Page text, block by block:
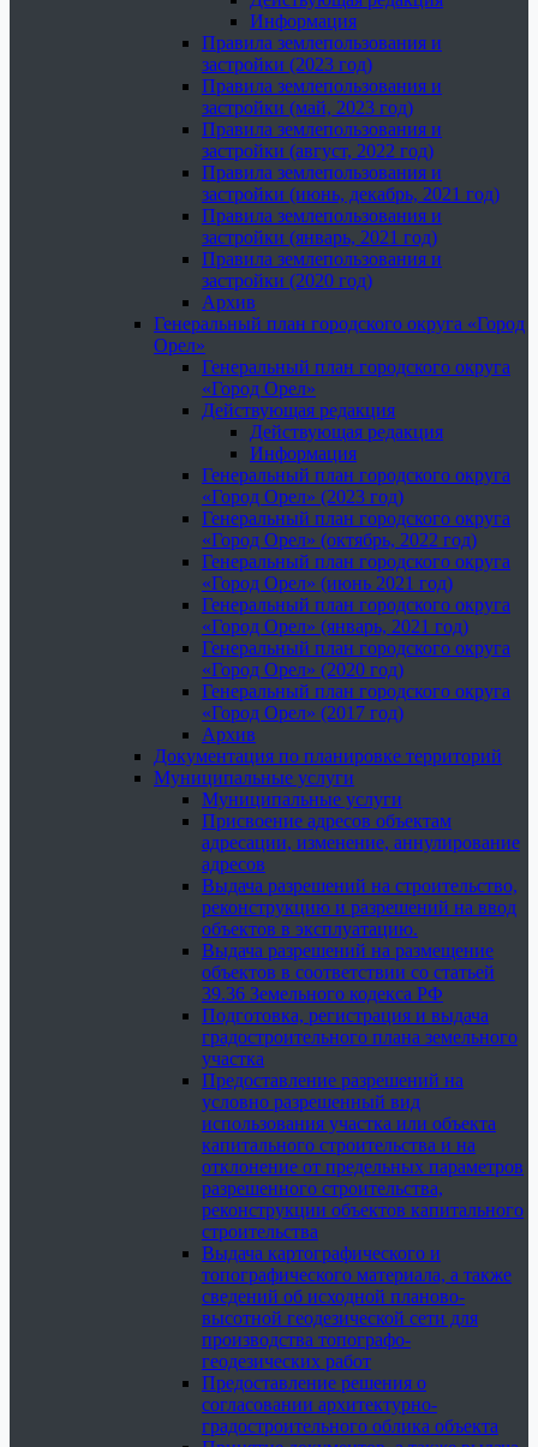
Информация
Правила землепользования и
застройки (2023 год)
Правила землепользования и
застройки (май, 2023 год)
Правила землепользования и
застройки (август, 2022 год)
Правила землепользования и
застройки (июнь, декабрь, 2021 год)
Правила землепользования и
застройки (январь, 2021 год)
Правила землепользования и
застройки (2020 год)
Архив
Генеральный план городского округа «Город
Орел»
Генеральный план городского округа
«Город Орел»
Действующая редакция
Действующая редакция
Информация
Генеральный план городского округа
«Город Орел» (2023 год)
Генеральный план городского округа
«Город Орел» (октябрь, 2022 год)
Генеральный план городского округа
«Город Орел» (июнь 2021 год)
Генеральный план городского округа
«Город Орел» (январь, 2021 год)
Генеральный план городского округа
«Город Орел» (2020 год)
Генеральный план городского округа
«Город Орел» (2017 год)
Архив
Документация по планировке территорий
Муниципальные услуги
Муниципальные услуги
Присвоение адресов объектам
адресации, изменение, аннулирование
адресов
Выдача разрешений на строительство,
реконструкцию и разрешений на ввод
объектов в эксплуатацию.
Выдача разрешений на размещение
объектов в соответствии со статьей
39.36 Земельного кодекса РФ
Подготовка, регистрация и выдача
градостроительного плана земельного
участка
Предоставление разрешений на
условно разрешенный вид
использования участка или объекта
капитального строительства и на
отклонение от предельных параметров
разрешенного строительства,
реконструкции объектов капитального
строительства
Выдача картографического и
топографического материала, а также
сведений об исходной планово-
высотной геодезической сети для
производства топографо-
геодезических работ
Предоставление решения о
согласовании архитектурно-
градостроительного облика объекта